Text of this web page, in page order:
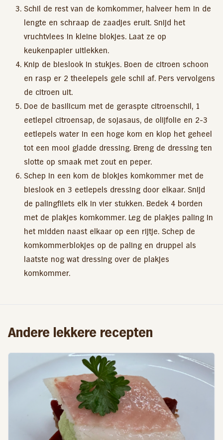
Schil de rest van de komkommer, halveer hem in de
lengte en schraap de zaadjes eruit. Snijd het
vruchtvlees in kleine blokjes. Laat ze op
keukenpapier uitlekken.
Knip de bieslook in stukjes. Boen de citroen schoon
en rasp er 2 theelepels gele schil af. Pers vervolgens
de citroen uit.
Doe de basilicum met de geraspte citroenschil, 1
eetlepel citroensap, de sojasaus, de olijfolie en 2-3
eetlepels water in een hoge kom en klop het geheel
tot een mooi gladde dressing. Breng de dressing ten
slotte op smaak met zout en peper.
Schep in een kom de blokjes komkommer met de
bieslook en 3 eetlepels dressing door elkaar. Snijd
de palingfilets elk in vier stukken. Bedek 4 borden
met de plakjes komkommer. Leg de plakjes paling in
het midden naast elkaar op een rijtje. Schep de
komkommerblokjes op de paling en druppel als
laatste nog wat dressing over de plakjes
komkommer.
Andere lekkere recepten